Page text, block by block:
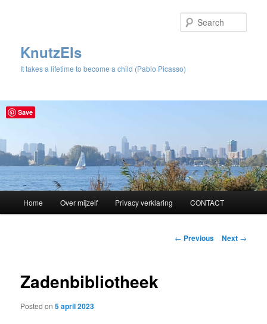
KnutzEls
It takes a lifetime to become a child (Pablo Picasso)
Skip
content
Home Over mijzelf Privacy verklaring CONTACT
Post
← Previous Next →
Zadenbibliotheek
Posted on5 april 2023
Save